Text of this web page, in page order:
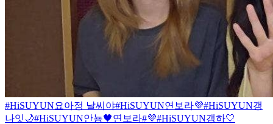
#HiSUYUN요아정 날씨야#HiSUYUN연보라💜#HiSUYUN갱
나잇🌙#HiSUYUN안뇽🖤연보라#💜#HiSUYUN갱하🤍